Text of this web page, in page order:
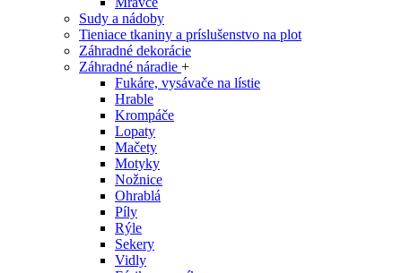
Sudy a nádoby
Tieniace tkaniny a príslušenstvo na plot
Záhradné dekorácie
Záhradné náradie +
Fukáre, vysávače na lístie
Hrable
Krompáče
Lopaty
Mačety
Motyky
Nožnice
Ohrablá
Píly
Rýle
Sekery
Vidly